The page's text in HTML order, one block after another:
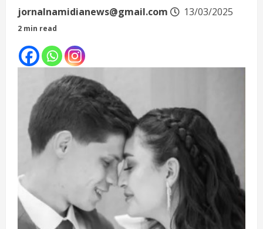
jornalnamidianews@gmail.com 13/03/2025
2 min read